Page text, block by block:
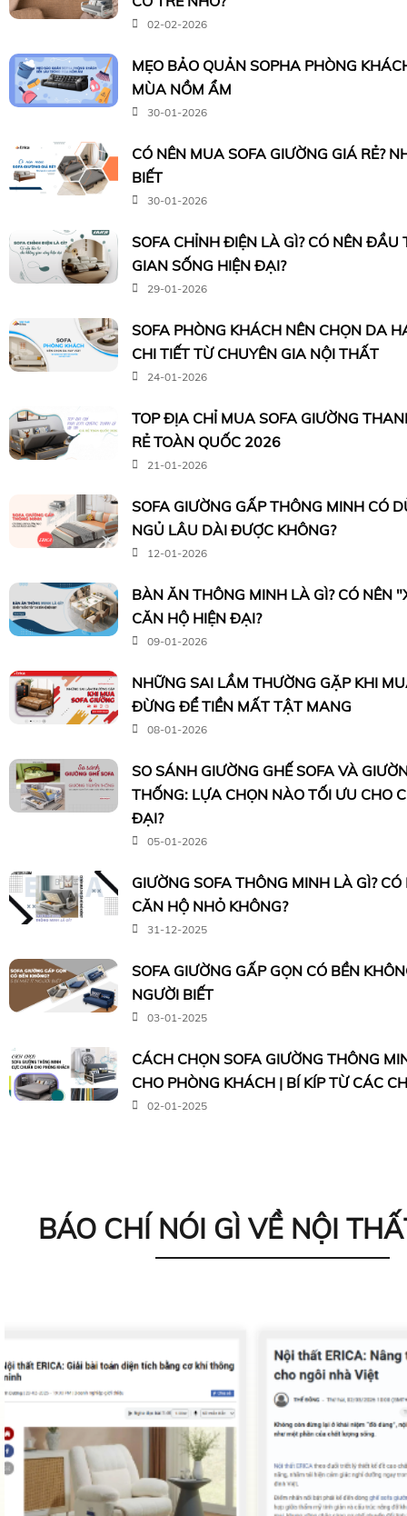
02-02-2026
MẸO BẢO QUẢN SOPHA PHÒNG
MÙA NỒM ẨM
30-01-2026
CÓ NÊN MUA SOFA GIƯỜNG GIÁ RẺ?
BIẾT
30-01-2026
SOFA CHỈNH ĐIỆN LÀ GÌ? CÓ NÊN ĐẦU
GIAN SỐNG HIỆN ĐẠI?
29-01-2026
SOFA PHÒNG KHÁCH NÊN CHỌN DA
CHI TIẾT TỪ CHUYÊN GIA NỘI THẤT
24-01-2026
TOP ĐỊA CHỈ MUA SOFA GIƯỜNG
RẺ TOÀN QUỐC 2026
21-01-2026
SOFA GIƯỜNG GẤP THÔNG MINH CÓ
NGỦ LÂU DÀI ĐƯỢC KHÔNG?
12-01-2026
BÀN ĂN THÔNG MINH LÀ GÌ? CÓ NÊN
CĂN HỘ HIỆN ĐẠI?
09-01-2026
NHỮNG SAI LẦM THƯỜNG GẶP KHI
ĐỪNG ĐỂ TIỀN MẤT TẬT MANG
08-01-2026
SO SÁNH GIƯỜNG GHẾ SOFA VÀ
THỐNG: LỰA CHỌN NÀO TỐI ƯU CHO
ĐẠI?
05-01-2026
GIƯỜNG SOFA THÔNG MINH LÀ GÌ?
CĂN HỘ NHỎ KHÔNG?
31-12-2025
SOFA GIƯỜNG GẤP GỌN CÓ BỀN
NGƯỜI BIẾT
03-01-2025
CÁCH CHỌN SOFA GIƯỜNG THÔNG
CHO PHÒNG KHÁCH | BÍ KÍP TỪ CÁC
02-01-2025
BÁO CHÍ NÓI GÌ VỀ NỘI